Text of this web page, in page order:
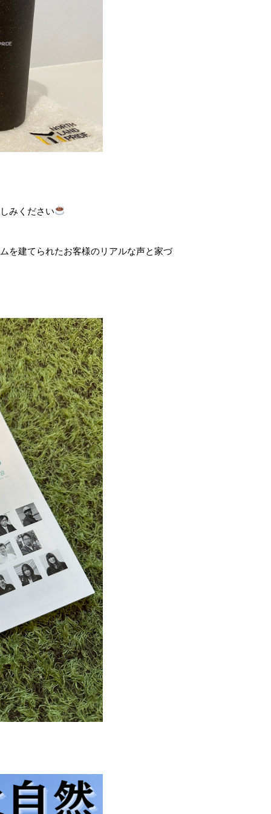
みください
を建てられたお客様のリアルな声と家づ